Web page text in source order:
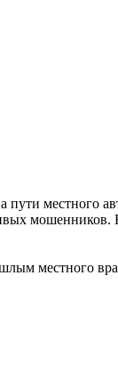
местного
местного